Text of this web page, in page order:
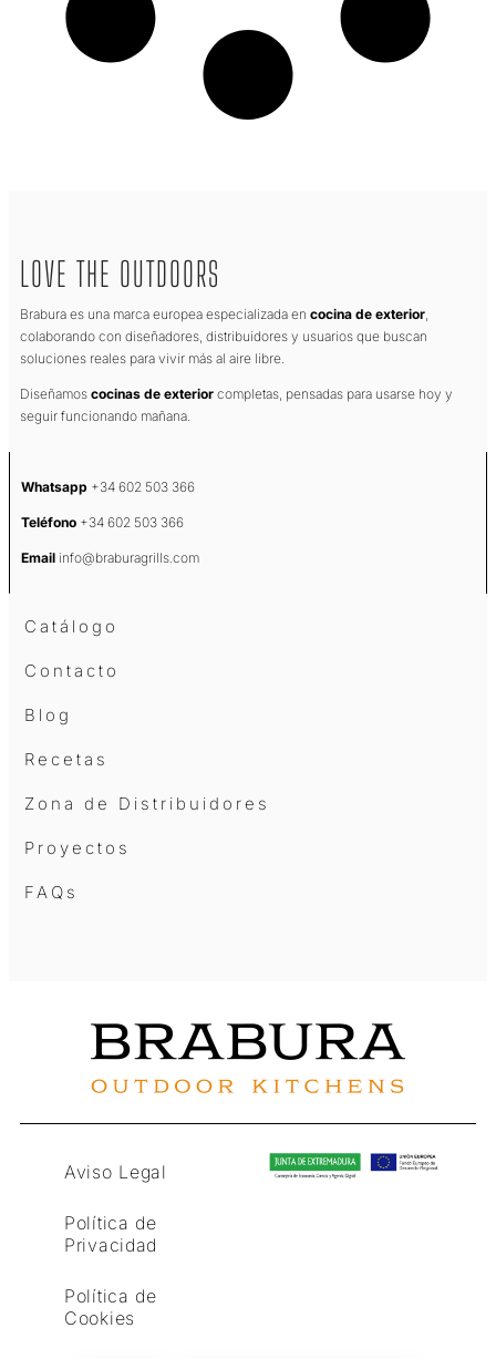
LOVE THE OUTDOORS
Brabura es una marca europea especializada en cocina de exterior,
colaborando con diseñadores, distribuidores y usuarios que buscan
soluciones reales para vivir más al aire libre.
Diseñamos cocinas de exterior completas, pensadas para usarse hoy y
seguir funcionando mañana.
Whatsapp +34 602 503 366
Teléfono +34 602 503 366
Email info@braburagrills.com
Catálogo
Contacto
Blog
Recetas
Zona de Distribuidores
Proyectos
FAQs
Aviso Legal
Política de
Privacidad
Política de
Cookies